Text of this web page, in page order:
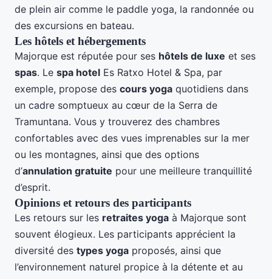
de plein air comme le paddle yoga, la randonnée ou
des excursions en bateau.
Les hôtels et hébergements
Majorque est réputée pour ses hôtels de luxe et ses
spas. Le spa hotel Es Ratxo Hotel & Spa, par
exemple, propose des cours yoga quotidiens dans
un cadre somptueux au cœur de la Serra de
Tramuntana. Vous y trouverez des chambres
confortables avec des vues imprenables sur la mer
ou les montagnes, ainsi que des options
d’annulation gratuite pour une meilleure tranquillité
d’esprit.
Opinions et retours des participants
Les retours sur les retraites yoga à Majorque sont
souvent élogieux. Les participants apprécient la
diversité des types yoga proposés, ainsi que
l’environnement naturel propice à la détente et au